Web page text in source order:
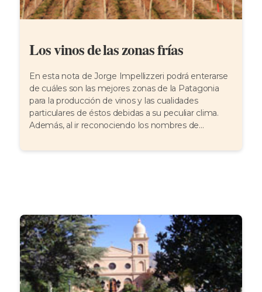
Los vinos de las zonas frías
En esta nota de Jorge Impellizzeri podrá enterarse
de cuáles son las mejores zonas de la Patagonia
para la producción de vinos y las cualidades
particulares de éstos debidas a su peculiar clima.
Además, al ir reconociendo los nombres de...